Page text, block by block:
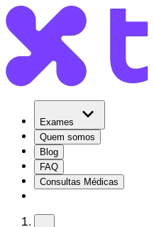
Exames
Quem somos
Blog
FAQ
Consultas Médicas